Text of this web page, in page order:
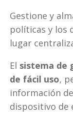
Gestione y
políticas y los
lugar
El sistema de
de fácil uso,
información
dispositivo